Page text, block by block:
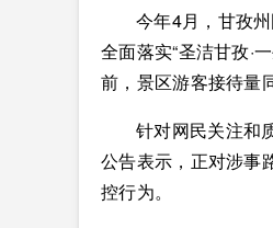
今年4月，甘孜
全面落实“圣洁甘孜·
前，景区游客接待量
针对网民关注和
公告表示，正对涉事
控行为。